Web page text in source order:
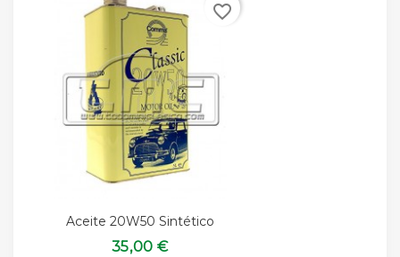
Aceite 20W50 Sintético
35,00 €
favorite_border